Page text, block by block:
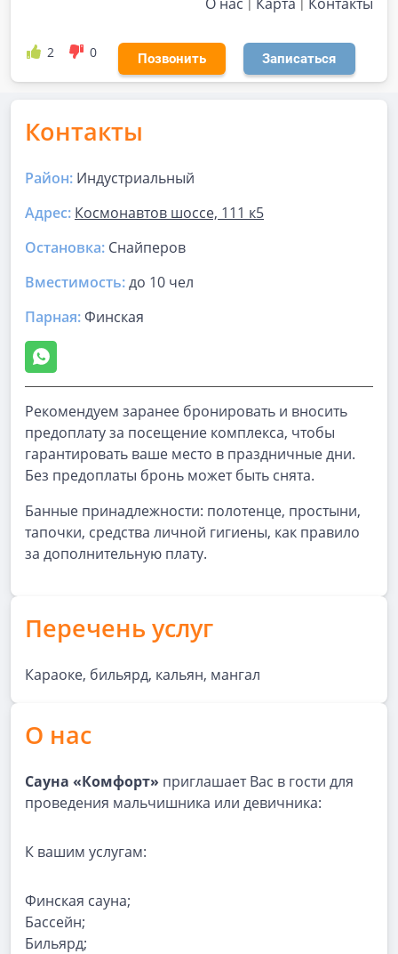
2 0 Позвонить Записаться
Контакты
Район: Индустриальный
Адрес: Космонавтов шоссе, 111 к5
Остановка: Снайперов
Вместимость:до 10 чел
Парная:Финская
Рекомендуем заранее бронировать и вносить
предоплату за посещение комплекса, чтобы
гарантировать ваше место в праздничные дни.
Без предоплаты бронь может быть снята.
Банные принадлежности: полотенце, простыни,
тапочки, средства личной гигиены, как правило
за дополнительную плату.
Перечень услуг
Караоке, бильярд, кальян, мангал
О нас
Сауна «Комфорт» приглашает Вас в гости для
проведения мальчишника или девичника:
К вашим услугам:
Финская сауна;
Бассейн;
Бильярд;